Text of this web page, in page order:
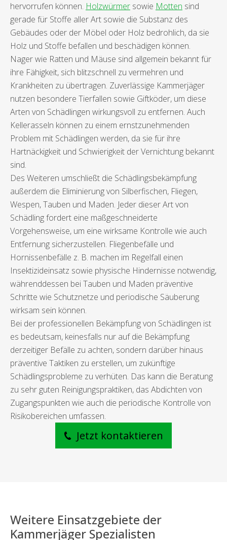
hervorrufen können. Holzwürmer sowie Motten sind
gerade für Stoffe aller Art sowie die Substanz des
Gebäudes oder der Möbel oder Holz bedrohlich, da sie
Holz und Stoffe befallen und beschädigen können.
Nager wie Ratten und Mäuse sind allgemein bekannt für
ihre Fähigkeit, sich blitzschnell zu vermehren und
Krankheiten zu übertragen. Zuverlässige Kammerjäger
nutzen besondere Tierfallen sowie Giftköder, um diese
Arten von Schädlingen wirkungsvoll zu entfernen. Auch
Kellerasseln können zu einem ernstzunehmenden
Problem mit Schädlingen werden, da sie für ihre
Hartnäckigkeit und Schwierigkeit der Vernichtung bekannt
sind.
Des Weiteren umschließt die Schädlingsbekämpfung
außerdem die Eliminierung von Silberfischen, Fliegen,
Wespen, Tauben und Maden. Jeder dieser Art von
Schädling fordert eine maßgeschneiderte
Vorgehensweise, um eine wirksame Kontrolle wie auch
Entfernung sicherzustellen. Fliegenbefälle und
Hornissenbefälle z. B. machen im Regelfall einen
Insektizideinsatz sowie physische Hindernisse notwendig,
währenddessen bei Tauben und Maden präventive
Schritte wie Schutznetze und periodische Säuberung
wirksam sein können.
Bei der professionellen Bekämpfung von Schädlingen ist
es bedeutsam, keinesfalls nur auf die Bekämpfung
derzeitiger Befälle zu achten, sondern darüber hinaus
präventive Taktiken zu erstellen, um zukünftige
Schädlingsprobleme zu verhüten. Das kann die Beratung
zu sehr guten Reinigungspraktiken, das Abdichten von
Zugangspunkten wie auch die periodische Kontrolle von
Risikobereichen umfassen.
Jetzt kontaktieren
Weitere Einsatzgebiete der
Kammerjäger Spezialisten